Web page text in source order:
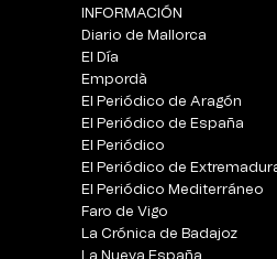
INFORMACIÓN
Diario de Mallorca
El Día
Empordà
El Periódico de Aragón
El Periódico de España
El Periódico
El Periódico de
El Periódico Mediterráneo
Faro de Vigo
La Crónica de Badajoz
La Nueva España